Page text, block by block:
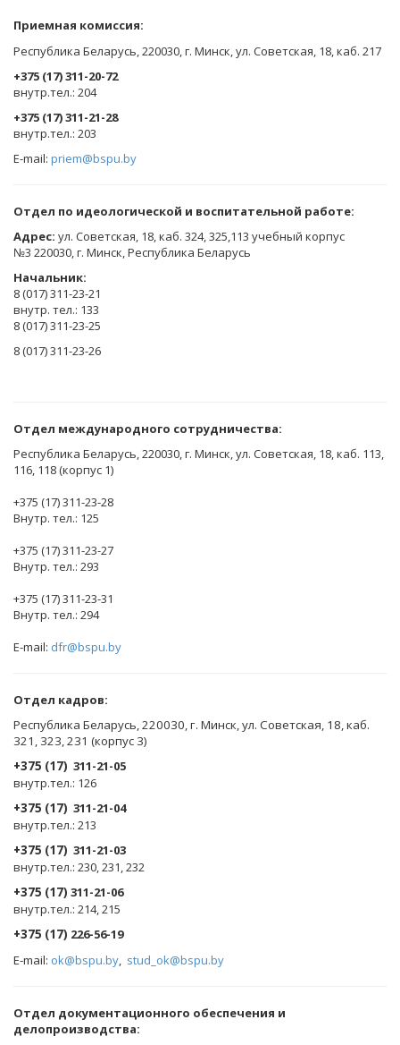
Приемная комиссия:
Республика Беларусь, 220030, г. Минск, ул. Советская, 18, каб. 217
+375 (17) 311-20-72
​внутр.тел.: 204
+375 (17) 311-21-28
​внутр.тел.: 203
E-mail: priem@bspu.by
Отдел по идеологической и воспитательной работе:
Адрес: ул. Советская, 18, каб. 324, 325,113 учебный корпус
№3 220030, г. Минск, Республика Беларусь
Начальник:
8 (017) 311-23-21
внутр. тел.: 133
8 (017) 311-23-25
8 (017) 311-23-26
Отдел международного сотрудничества:
Республика Беларусь, 220030, г. Минск, ул. Советская, 18, каб. 113,
116, 118 (корпус 1)
+375 (17) 311-23-28
Внутр. тел.: 125
+375 (17) 311-23-27
Внутр. тел.: 293
+375 (17) 311-23-31
Внутр. тел.: 294
E-mail: dfr@bspu.by
Отдел кадров:
Республика Беларусь, 220030, г. Минск, ул. Советская, 18, каб.
321, 323, 231 (корпус 3)
+375 (17) 311-21-05
внутр.тел.: 126
+375 (17) 311-21-04
внутр.тел.: 213
+375 (17) 311-21-03
внутр.тел.: 230, 231, 232
+375 (17) 311-21-06
внутр.тел.: 214, 215
+375 (17) 226-56-19
E-mail: ok@bspu.by, stud_ok@bspu.by
Oтдел документационного обеспечения и
делопроизводства: